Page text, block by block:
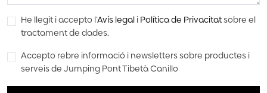
He llegit i accepto l’Avís legal i Política de Privacitatsobre el
tractament de dades.
Accepto rebre informació i newsletters sobre productes i
serveis de Jumping Pont Tibetà Canillo